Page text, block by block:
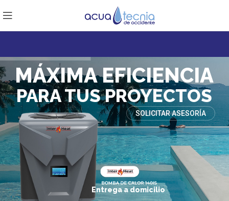
MÁXIMA EFICIENCIA
PARA TUS PROYECTOS
SOLICITAR ASESORÍA
Entrega a domicilio